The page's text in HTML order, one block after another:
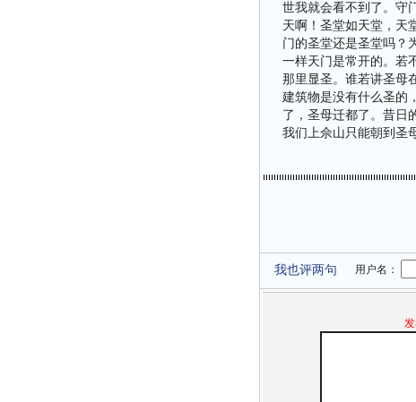
世我就会看不到了。守
天啊！圣堂如天堂，天
门的圣堂还是圣堂吗？
一样天门是常开的。若
那里显圣。谁若讲圣母
建筑物是没有什么圣的
了，圣母迁都了。昔日
我们上佘山只能朝到圣
我也评两句 用户名：